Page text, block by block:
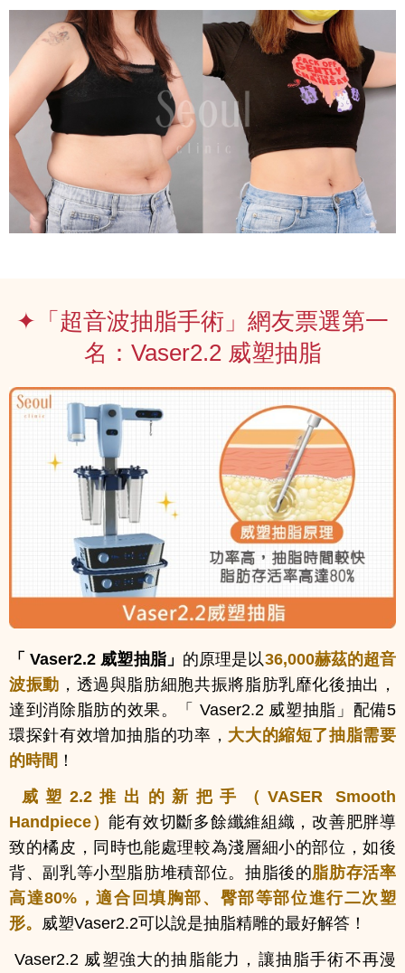
✦「超音波抽脂手術」網友票選第一
名：Vaser2.2 威塑抽脂
「 Vaser2.2威塑抽脂」 的原理是以36,000赫茲的超音
波振動 ，透過與脂肪細胞共振將脂肪乳靡化後抽出，
達到消除脂肪的效果。「 Vaser2.2 威塑抽脂」配備5
環探針有效增加抽脂的功率， 大大的縮短了抽脂需要
的時間 ！
威塑2.2推出的新把手（VASER Smooth
Handpiece）能有效切斷多餘纖維組織，改善肥胖導
致的橘皮，同時也能處理較為淺層細小的部位，如後
背、副乳等小型脂肪堆積部位。抽脂後的脂肪存活率
高達80% ，適合回填胸部、臀部等部位進行二次塑
形。 威塑Vaser2.2可以說是抽脂精雕的最好解答！
Vaser2.2 威塑強大的抽脂能力，讓抽脂手術不再漫